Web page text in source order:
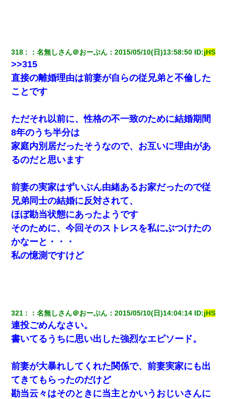
見合いにて。嫁「はじめまして」俺「失礼ですが○○さんご本人で
すか？」
クラスで一人無口で誰とも話さない男子がいた。→修学旅行に来
なかったその男子に女子達がお土産を渡した。5分後…
小学生の息子が急に様子がおかしくなった。私「理由を聞いても
『わかんない！』って怒鳴り付けてくるし、困っってる」旦那
「話してみるよ」→ 後日・・・
テレワーク上司「会議中はカメラ付けろ！」女社員「え、事前連
絡無しは無理」上司「いいから付けろ！」→
私は家が貧しくて、手に職をつけようと看護師になった。だけど
卒業を控えた年の1月末、車にひかれて看護師になれなくなった。
元旦那から復縁要請。息子「最新型のiPhoneも買えない貧乏は嫌
だ、再婚して」私「なら父親と暮らせ」息子「やった＾＾」私
（もう手遅れだったんだな…）
318 ：名無しさん＠おーぷん ：2015/05/10(日)13:58:50 ID:jHS
>>315
直接の離婚理由は前妻が自らの従兄弟と不倫した
ことです
ただそれ以前に、性格の不一致のために結婚期間
8年のうち半分は
家庭内別居だったそうなので、お互いに理由があ
るのだと思います
前妻の実家はずいぶん由緒あるお家だったので従
兄弟同士の結婚に反対されて、
ほぼ勘当状態にあったようです
そのために、今回そのストレスを私にぶつけたの
かなーと・・・
私の憶測ですけど
321 ：名無しさん＠おーぷん ：2015/05/10(日)14:04:14 ID:jHS
連投ごめんなさい。
書いてるうちに思い出した強烈なエピソード。
前妻が大暴れしてくれた関係で、前妻実家にも出
てきてもらったのだけど
勘当云々はそのときに当主とかいうおじいさんに